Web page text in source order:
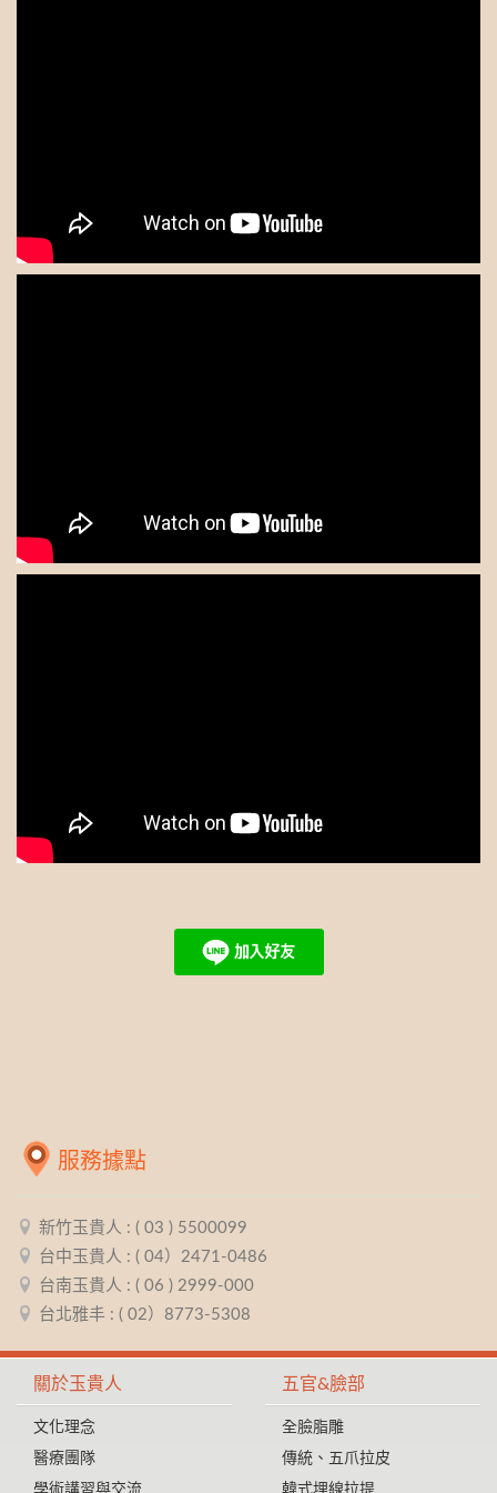
服務據點
新竹玉貴人 : ( 03 ) 5500099
台中玉貴人 : ( 04）2471-0486
台南玉貴人 : ( 06 ) 2999-000
台北雅丰 : ( 02）8773-5308
關於玉貴人
文化理念
醫療團隊
學術講習與交流
五官&臉部
全臉脂雕
傳統、五爪拉皮
韓式埋線拉提